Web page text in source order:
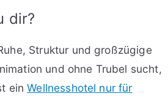
dir?
Struktur und großzügige
und ohne Trubel sucht,
einWellnesshotel nur für